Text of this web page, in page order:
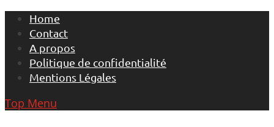
Skip
content
Home
Contact
A propos
Politique de confidentialité
Mentions Légales
Top Menu